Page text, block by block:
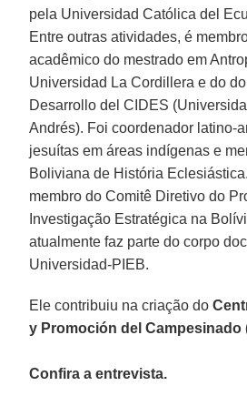
pela Universidad Católica del
Entre outras atividades, é
acadêmico do mestrado em
Universidad La Cordillera e do
Desarrollo del CIDES
Andrés). Foi coordenador latino-
jesuítas em áreas indígenas e
Boliviana de História
membro do Comitê Diretivo do
Investigação Estratégica na
atualmente faz parte do corpo
Universidad-PIEB.
Ele contribuiu na criação do
y Promoción del Campesinado
Confira a entrevista.